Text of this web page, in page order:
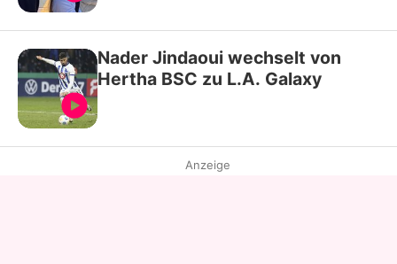
Nader Jindaoui wechselt von
Hertha BSC zu L.A. Galaxy
Anzeige